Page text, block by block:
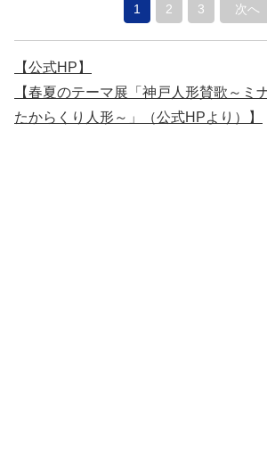
1 2 3 次へ
【公式HP】
【春夏のテーマ展「神戸人形賛歌～ミ
たからくり人形～」（公式HPより）】